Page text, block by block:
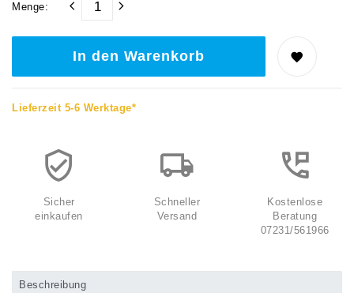
Menge:
In den Warenkorb
Lieferzeit 5-6 Werktage*
Sicher
einkaufen
Schneller
Versand
Kostenlose
Beratung
07231/561966
Beschreibung